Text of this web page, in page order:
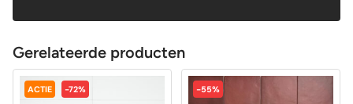
Gerelateerde producten
ACTIE -72% -55%